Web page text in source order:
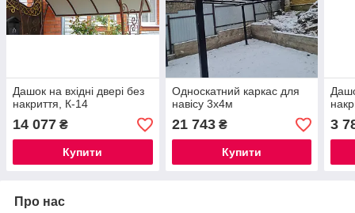
Дашок на вхідні двері без
накриття, К-14
14 077 ₴
Купити
Односкатний каркас для
навісу 3х4м
21 743₴
Купити
3
Про нас